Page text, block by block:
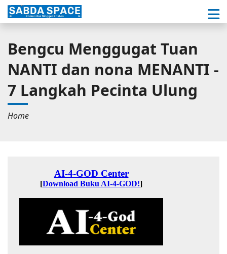
Bengcu Menggugat Tuan
NANTI dan nona MENANTI -
7 Langkah Pecinta Ulung
Home